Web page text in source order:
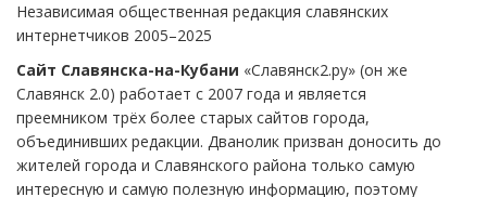
Независимая общественная редакция славянских
интернетчиков 2005–2025
Сайт Славянска-на-Кубани «Славянск2.ру» (он же
Славянск 2.0) работает с 2007 года и является
преемником трёх более старых сайтов города,
объединивших редакции. Дванолик призван доносить до
жителей города и Славянского района только самую
интересную и самую полезную информацию, поэтому